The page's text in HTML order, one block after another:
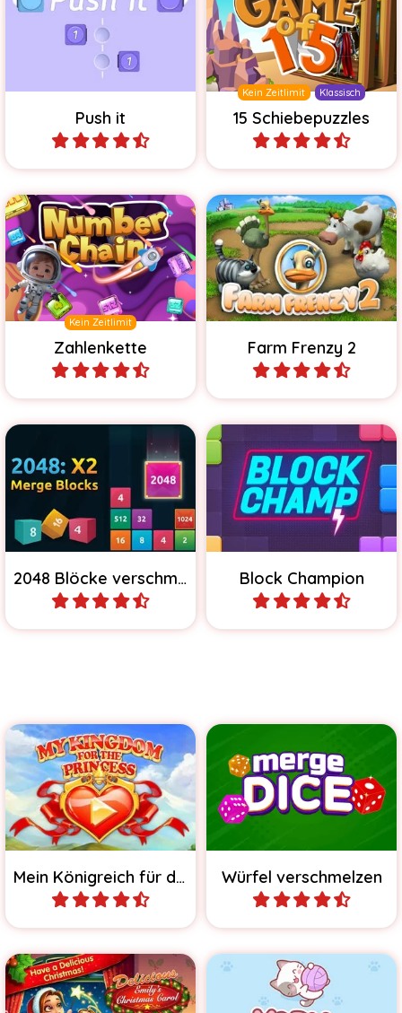
Push it
Schiebe die Bälle und fülle
alle leeren Plätze.
Spiele
Kein Zeitlimit Klassisch
15 Schiebepuzzles
Löse die klassischen 15
Puzzles in unterschiedlichen
Größen.
Spiele
Kein Zeitlimit
Zahlenkette
Verbinde die gleichen
Zahlen, um sie zu
verschmelzen.
Spiele Farm Frenzy 2
Manage deine Farm,
kümmere dich um die Tiere
und mache Profit.
Spiele
2048 Blöcke verschmelzen
Verschmelze die fallenden
Zahlen bis du 2048
erreichst.
Spiele Block Champion
Spiele ein 1010 Knobelspiel
mit speziellen Blitzsteinen.
Spiele
Mein Königreich für die Prinzessin
Baue dein Königreich
wieder auf und gewinne
die Hand der Prinzessin.
Spiele Würfel verschmelzen
Wieviele Würfel kannst du
in 5 Minuten verschmelzen?
Spiele
Hilf Emily während der
Hilf in diesem Rätselspiel